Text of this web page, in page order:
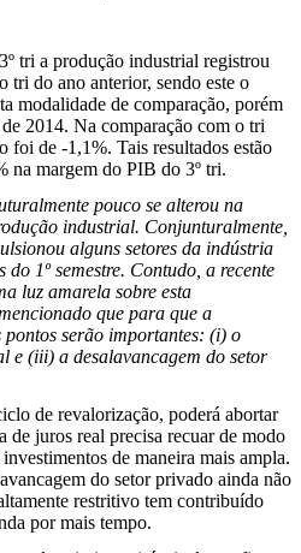
tri a produção industrial registrou
tri do ano anterior, sendo este o
modalidade de comparação, porém
2014. Na comparação com o tri
foi de -1,1%. Tais resultados estão
na margem do PIB do 3º tri.
pouco se alterou na
industrial. Conjunturalmente,
alguns setores da indústria
1º semestre. Contudo, a recente
luz amarela sobre esta
que para que a
pontos serão importantes: (i) o
e (iii) a desalavancagem do setor
de revalorização, poderá abortar
de juros real precisa recuar de modo
de maneira mais ampla.
do setor privado ainda não
restritivo tem contribuído
por mais tempo.